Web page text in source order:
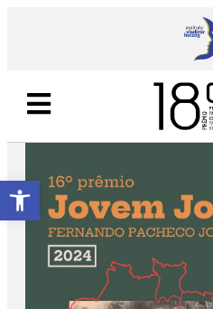
Abrir a barra de ferramentas